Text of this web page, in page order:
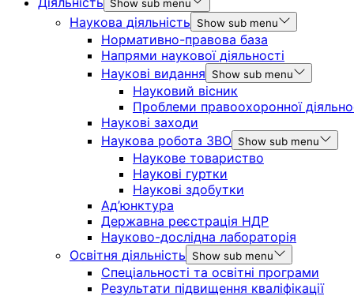
Show sub menu
Наукова діяльність Show sub menu
Нормативно-правова база
Напрями наукової діяльності
Наукові видання
Show sub menu
Науковий вісник
Проблеми правоохоронної
Наукові заходи
Наукова робота ЗВО Show sub menu
Наукове товариство
Наукові гуртки
Наукові здобутки
Ад’юнктура
Державна реєстрація НДР
Науково-дослідна лабораторія
Освітня діяльність
Show sub menu
Спеціальності та освітні програми
Результати підвищення кваліфікації